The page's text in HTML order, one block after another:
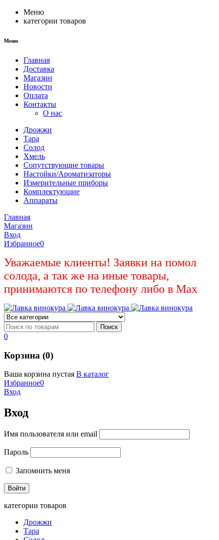
Меню
категории товаров
Меню
Главная
Доставка
Магазин
Новости
Оплата
Контакты
О нас
Дрожжи
Тара
Солод
Хмель
Сопутствующие товары
Настойки/Ароматизаторы
Измерительные приборы
Комплектующие
Аппараты
Главная
Магазин
Вход
Избранное0
Уважаемые клиенты! Заявки на помол
солода, а так же на иные товары,
принимаются по телефону либо в Max
0
Корзина (0)
Ваша корзина пустая В каталог
Избранное0
Вход
Вход
Имя пользователя или email
Пароль
Запомнить меня
категории товаров
Дрожжи
Тара